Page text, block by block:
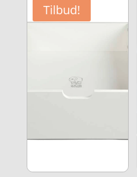
Tilbud!